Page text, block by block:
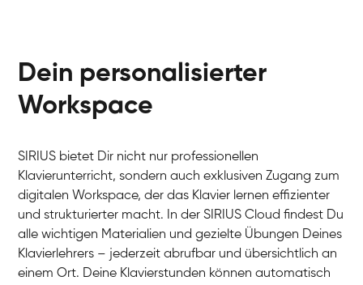
Klavier / Piano / Flügel
Dein personalisierter
Workspace
SIRIUS bietet Dir nicht nur professionellen
Klavierunterricht, sondern auch exklusiven Zugang zum
digitalen Workspace, der das Klavier lernen effizienter
und strukturierter macht. In der SIRIUS Cloud findest Du
alle wichtigen Materialien und gezielte Übungen Deines
Klavierlehrers – jederzeit abrufbar und übersichtlich an
einem Ort. Deine Klavierstunden können automatisch